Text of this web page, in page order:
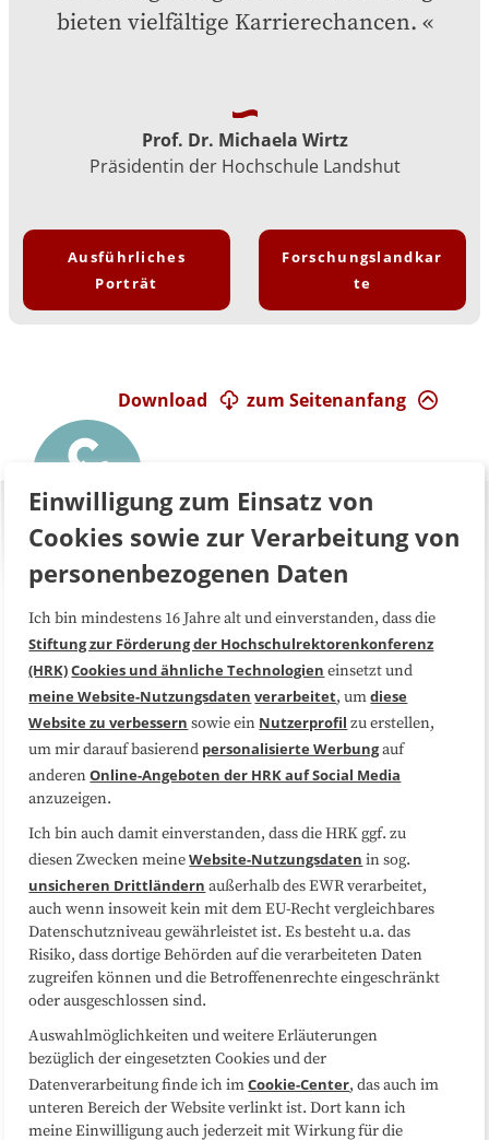
bieten vielfältige Karrierechancen.
Prof. Dr. Michaela Wirtz
Präsidentin der Hochschule Landshut
Ausführliches
Porträt
Forschungslandkar
te
zum Seitenanfang
Download
Über uns FAQ
Medienarbeit Kooperationen
Datenschutzerklärung Impressum
Sitemap
Folgen Sie uns
Einwilligung zum Einsatz von
Cookies sowie zur Verarbeitung von
personenbezogenen Daten
Ich bin mindestens 16 Jahre alt und einverstanden, dass die
Stiftung zur Förderung der Hochschulrektorenkonferenz
(HRK)Cookies und ähnliche Technologien einsetzt und
meine Website-Nutzungsdaten verarbeitet, umdiese
Website zu verbessern sowie ein Nutzerprofil zu erstellen,
um mir darauf basierend personalisierte Werbungauf
anderenOnline-Angeboten der HRK auf Social Media
anzuzeigen.
Ich bin auch damit einverstanden, dass die HRK ggf. zu
diesen Zwecken meineWebsite-Nutzungsdaten in sog.
unsicheren Drittländern außerhalb des EWR verarbeitet,
auch wenn insoweit kein mit dem EU-Recht vergleichbares
Datenschutzniveau gewährleistet ist. Es besteht u.a. das
Risiko, dass dortige Behörden auf die verarbeiteten Daten
zugreifen können und die Betroffenenrechte eingeschränkt
oder ausgeschlossen sind.
Auswahlmöglichkeiten und weitere Erläuterungen
bezüglich der eingesetzten Cookies und der
Datenverarbeitung finde ich imCookie-Center, das auch im
unteren Bereich der Website verlinkt ist. Dort kann ich
meine Einwilligung auch jederzeit mit Wirkung für die